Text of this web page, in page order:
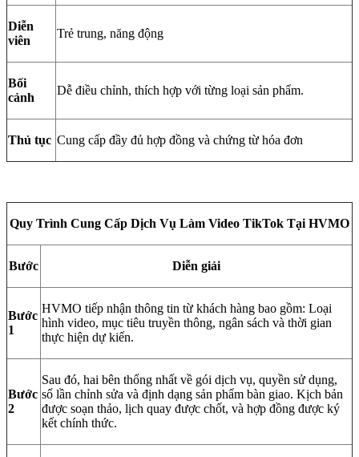
Diễn
viên
Trẻ trung, năng động
Bối
cảnh
Dễ điều chỉnh, thích hợp với từng loại sản phẩm.
Thủ tục Cung cấp đầy đủ hợp đồng và chứng từ hóa đơn
Quy Trình Cung Cấp Dịch Vụ Làm Video TikTok Tại HVMO
Bước Diễn giải
Bước
1
HVMO tiếp nhận thông tin từ khách hàng bao gồm: Loại
hình video, mục tiêu truyền thông, ngân sách và thời gian
thực hiện dự kiến.
Bước
2
Sau đó, hai bên thống nhất về gói dịch vụ, quyền sử dụng,
số lần chỉnh sửa và định dạng sản phẩm bàn giao. Kịch bản
được soạn thảo, lịch quay được chốt, và hợp đồng được ký
kết chính thức.